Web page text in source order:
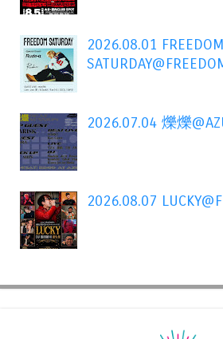
2026.08.01 FREEDOM
2026.07.04 爍爍
2026.08.07